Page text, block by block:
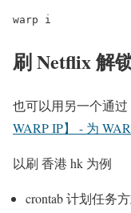
warp i
刷 Netflix 解
也可以用另一个通
WARP IP】 - 为
以刷 香港 hk 为例
crontab 计划任务